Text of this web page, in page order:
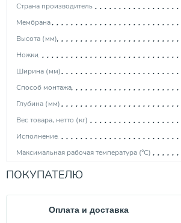
Страна производитель
Мембрана
Высота (мм)
Ножки
Ширина (мм)
Способ монтажа
Глубина (мм)
Вес товара, нетто (кг)
Исполнение
Максимальная рабочая температура (°С)
Диаметр присоединения
ПОКУПАТЕЛЮ
Оплата и доставка